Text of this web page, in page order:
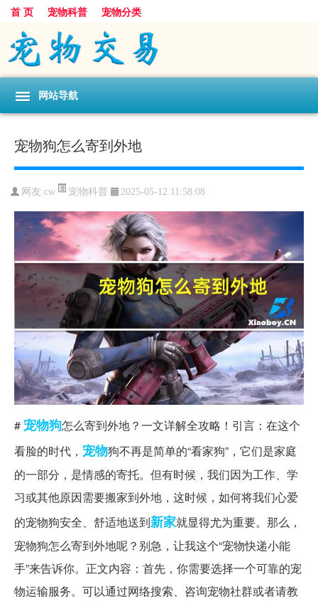
首 页 宠物科普 宠物分类
网站导航
宠物狗怎么寄到外地
网友:cw 宠物科普 2025-05-12 11:58:08
# 宠物狗怎么寄到外地？一文详解全攻略！引言：在这个
看脸的时代， 宠物狗不再是简单的“看家狗”，它们是家庭
的一部分，是情感的寄托。但有时候，我们因为工作、学
习或其他原因需要搬家到外地，这时候，如何将我们心爱
的宠物狗安全、舒适地送到新家就显得尤为重要。那么，
宠物狗怎么寄到外地呢？别急，让我这个“宠物快递小能
手”来告诉你。正文内容：首先，你需要选择一个可靠的宠
物运输服务。可以通过网络搜索、咨询宠物社群或者请教